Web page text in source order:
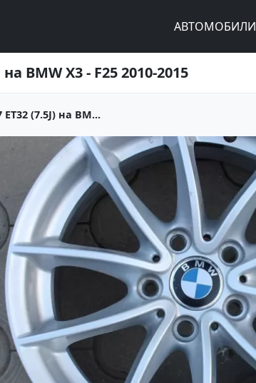
АВТОМОБИЛИ
BMW X3 - F25 2010-2015
(7.5J) на BM...